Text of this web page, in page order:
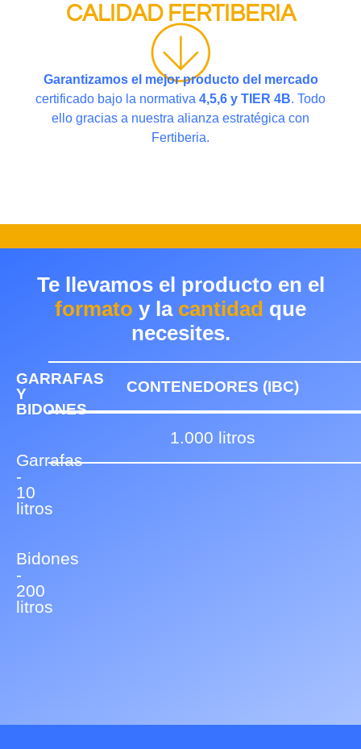
CALIDAD FERTIBERIA
Garantizamos el mejor producto del mercado
certificado bajo la normativa 4,5,6 y TIER 4B. Todo
ello gracias a nuestra alianza estratégica con
Fertiberia.
Te llevamos el producto en el
formato y la cantidad que
necesites.
GARRAFAS
Y
BIDONES
Garrafas
-
10
litros
Bidones
-
200
litros
CONTENEDORES (IBC)
1.000 litros